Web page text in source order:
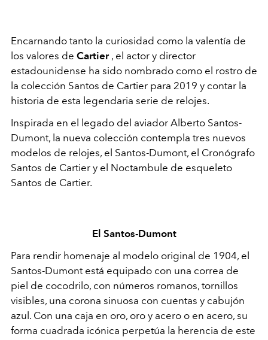
Encarnando tanto la curiosidad como la valentía de
los valores de Cartier, el actor y director
estadounidense ha sido nombrado como el rostro de
la colección Santos de Cartier para 2019 y contar la
historia de esta legendaria serie de relojes.
Inspirada en el legado del aviador Alberto Santos-
Dumont, la nueva colección contempla tres nuevos
modelos de relojes, el Santos-Dumont, el Cronógrafo
Santos de Cartier y el Noctambule de esqueleto
Santos de Cartier.
El Santos-Dumont
Para rendir homenaje al modelo original de 1904, el
Santos-Dumont está equipado con una correa de
piel de cocodrilo, con números romanos, tornillos
visibles, una corona sinuosa con cuentas y cabujón
azul. Con una caja en oro, oro y acero o en acero, su
forma cuadrada icónica perpetúa la herencia de este